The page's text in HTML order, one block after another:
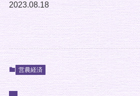
2023.08.18
営農経済